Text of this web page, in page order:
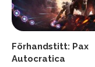
Förhandstitt: Pax
Autocratica